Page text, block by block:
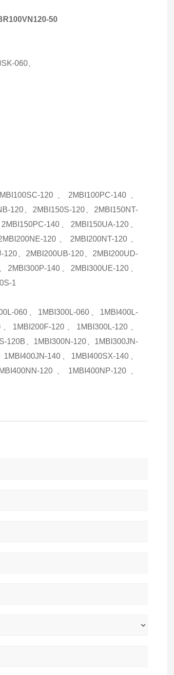
50
060、
120、2MBI100PC-140、
120、2MBI150S-120、2MBI150NT-
140、2MBI150UA-120、
120、2MBI200NT-120、
120、2MBI200UB-120、2MBI200UD-
140、2MBI300UE-120、
1
060、1MBI300L-060、1MBI400L-
1MBI200F-120、1MBI300L-120、
120B、1MBI300N-120、1MBI300JN-
140、1MBI400SX-140、
120、1MBI400NP-120、